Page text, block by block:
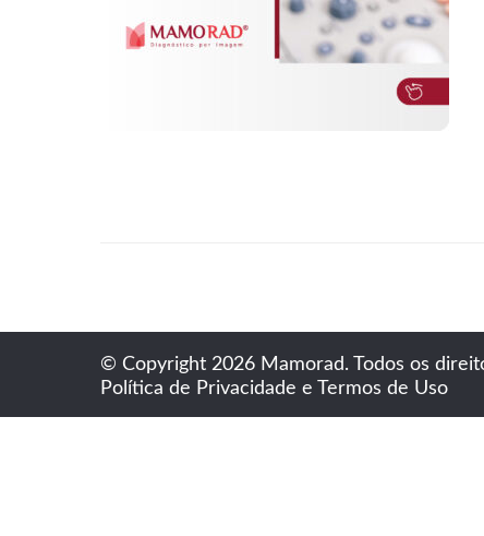
© Copyright 2026 Mamorad. Todos os
Política de Privacidade e Termos de Uso